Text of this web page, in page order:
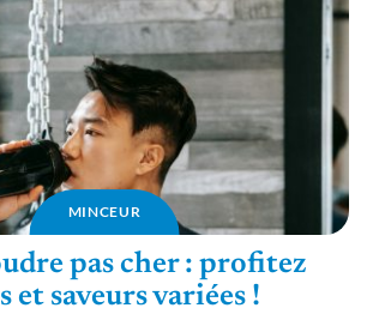
MINCEUR
pas cher : profitez
et saveurs variées !